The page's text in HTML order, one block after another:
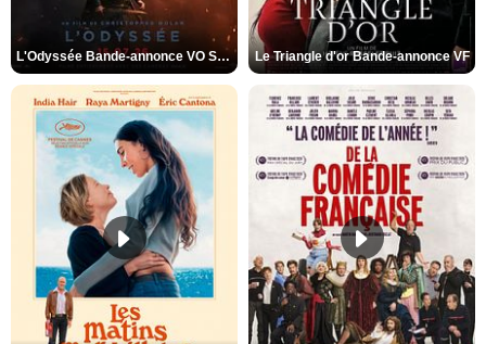
L'Odyssée Bande-annonce VO STFR Le Triangle d'or Bande-annonce VF